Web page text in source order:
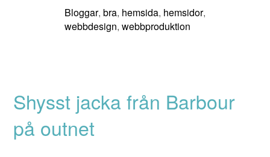
Bloggar, bra, hemsida, hemsidor,
webbdesign,webbproduktion
Shysst jacka från Barbour
på outnet